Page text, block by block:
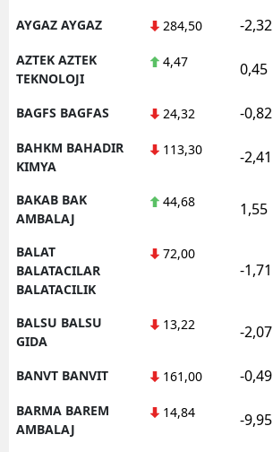
AYGAZ AYGAZ 284,50 -2,32
AZTEK AZTEK
TEKNOLOJI
4,47 0,45
BAGFS BAGFAS 24,32 -0,82
BAHKM BAHADIR
KIMYA
113,30 -2,41
BAKAB BAK
AMBALAJ
44,68 1,55
BALAT
BALATACILAR
BALATACILIK
72,00
-1,71
BALSU BALSU
GIDA
13,22 -2,07
BANVT BANVIT 161,00 -0,49
BARMA BAREM
AMBALAJ
14,84 -9,95